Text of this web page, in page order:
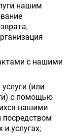
нашим
с нашими
(или
с помощью
нашими
посредством
и услугах;